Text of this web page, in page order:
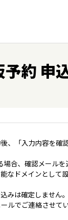
約 申
、「入力内容を確
場合、確認メール
なドメインとして
みは確定しません。
ルでご連絡させて